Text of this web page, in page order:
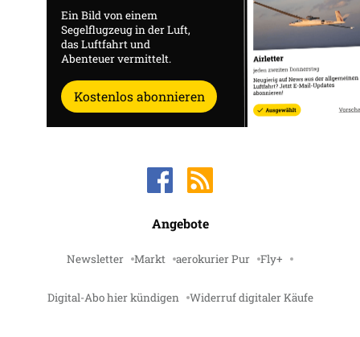
Ein Bild von einem
Segelflugzeug in der Luft,
das Luftfahrt und
Abenteuer vermittelt.
Kostenlos abonnieren
Angebote
Newsletter Markt aerokurier Pur Fly+
Digital-Abo hier kündigen Widerruf digitaler Käufe